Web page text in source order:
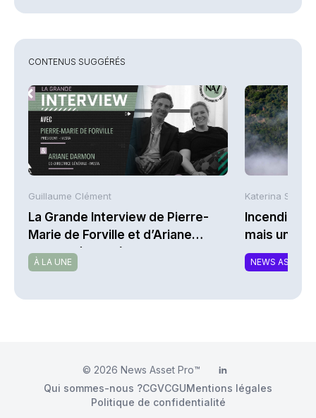
CONTENUS SUGGÉRÉS
Guillaume Clément
La Grande Interview de Pierre-
Marie de Forville et d’Ariane
Darmon (Ivesta)
À LA UNE
Katerina
Incendies :
mais une
NEWS
© 2026 News Asset Pro™ LinkedIn
Qui sommes-nous ?CGVCGUMentions légales
Politique de confidentialité